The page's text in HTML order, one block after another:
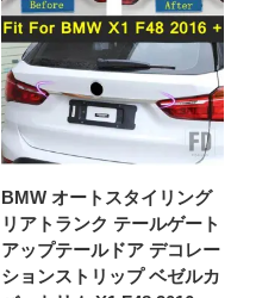
BMW オートスタイリング
リアトランク テールゲート
アップテールドア デコレー
ションストリップ ベゼルカ